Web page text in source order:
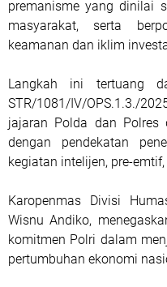
premanisme yang dinilai
masyarakat, serta
keamanan dan iklim
Langkah ini tertuang
STR/1081/IV/OPS.1.3./
jajaran Polda dan Polres
dengan pendekatan
kegiatan intelijen, pre-
Karopenmas Divisi
Wisnu Andiko,
komitmen Polri dalam
pertumbuhan ekonomi